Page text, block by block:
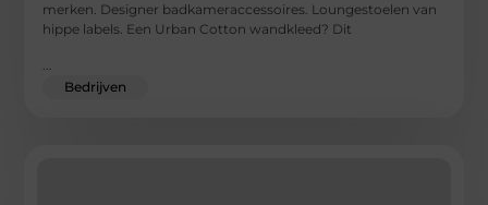
merken. Designer badkameraccessoires. Loungestoelen van
hippe labels. Een Urban Cotton wandkleed? Dit
Bedrijven